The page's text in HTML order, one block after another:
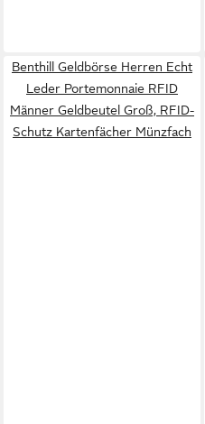
Benthill Geldbörse Herren Echt
Leder Portemonnaie RFID
Männer Geldbeutel Groß, RFID-
Schutz Kartenfächer Münzfach